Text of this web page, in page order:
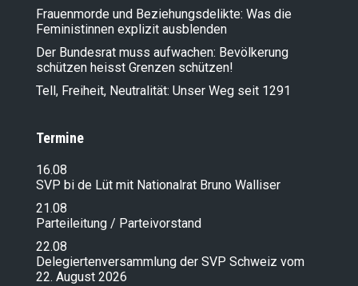
Frauenmorde und Beziehungsdelikte: Was die
Feministinnen explizit ausblenden
Der Bundesrat muss aufwachen: Bevölkerung
schützen heisst Grenzen schützen!
Tell, Freiheit, Neutralität: Unser Weg seit 1291
Termine
16.08
SVP bi de Lüt mit Nationalrat Bruno Walliser
21.08
Parteileitung / Parteivorstand
22.08
Delegiertenversammlung der SVP Schweiz vom
22. August 2026